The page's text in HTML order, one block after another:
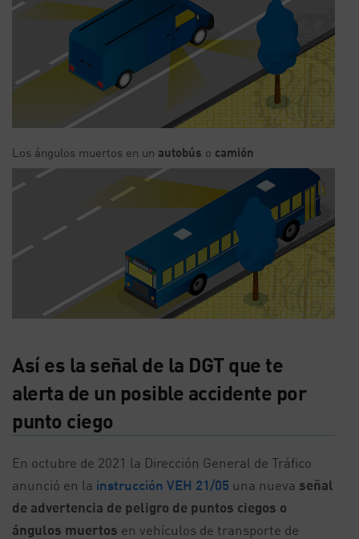
Los ángulos muertos en un autobús o camión
Así es la señal de la DGT que te
alerta de un posible accidente por
punto ciego
En octubre de 2021 la Dirección General de Tráfico
anunció en la instrucción VEH 21/05 una nueva señal
de advertencia de peligro de puntos ciegos o
ángulos muertos en vehículos de transporte de